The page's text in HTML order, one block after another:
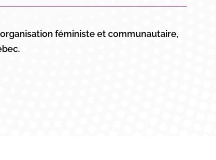
féministe et communautaire,